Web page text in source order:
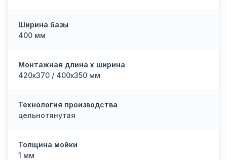
Ширина базы
400 мм
Монтажная длина х ширина
420х370 / 400х350 мм
Технология производства
цельнотянутая
Толщина мойки
1 мм